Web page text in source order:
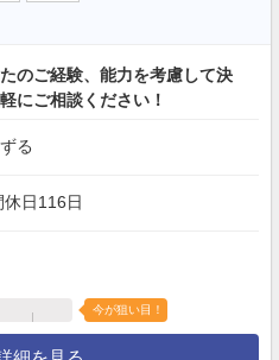
のご経験、能力を考慮して決
にご相談ください！
る
日116日
今が狙い目！